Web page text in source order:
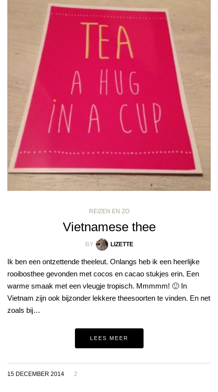
REIZEN EN ZO
Vietnamese thee
BY LIZETTE
Ik ben een ontzettende theeleut. Onlangs heb ik een heerlijke
rooibosthee gevonden met cocos en cacao stukjes erin. Een
warme smaak met een vleugje tropisch. Mmmmm! 🙂 In
Vietnam zijn ook bijzonder lekkere theesoorten te vinden. En net
zoals bij…
LEES MEER
15 DECEMBER 2014 2